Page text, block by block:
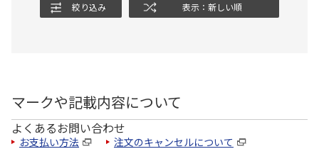
絞り込み 表示：新しい順
マークや記載内容について
よくあるお問い合わせ
お支払い方法 注文のキャンセルについて